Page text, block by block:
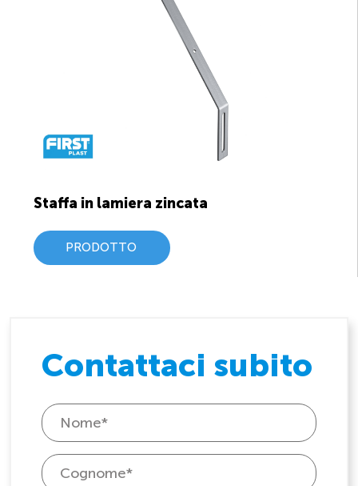
Staffa in lamiera zincata
PRODOTTO
Contattaci subito